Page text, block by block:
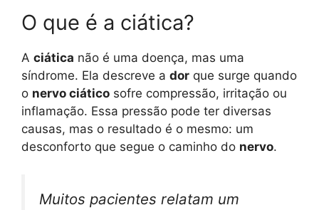
O que é a ciática?
A ciática não é uma doença, mas uma
síndrome. Ela descreve a dor que surge quando
o nervo ciático sofre compressão, irritação ou
inflamação. Essa pressão pode ter diversas
causas, mas o resultado é o mesmo: um
desconforto que segue o caminho do nervo.
Muitos pacientes relatam um